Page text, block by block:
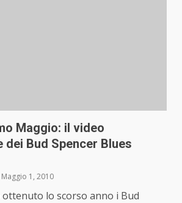
Maggio: il video
dei Bud Spencer Blues
Maggio 1, 2010
ottenuto lo scorso anno i Bud